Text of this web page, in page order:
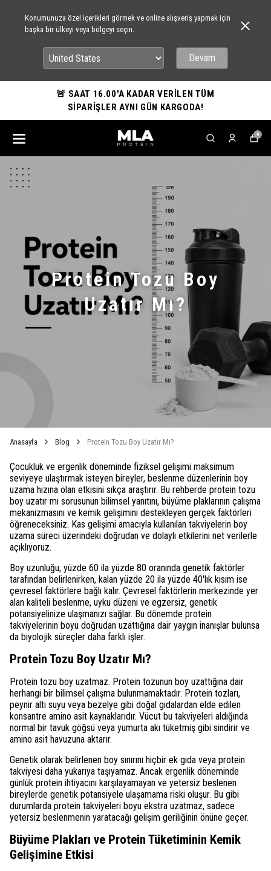
Konumunuza özel içerikleri görmek ve online alışveriş yapmak için
başka bir ülkeyi veya bölgeyi seçin.
Devam
🚨 SAAT 16.00'A KADAR VERİLEN TÜM
SİPARİŞLER AYNI GÜN KARGODA!
0
Protein Tozu Boy
Uzatır Mı?
Anasayfa Blog Protein Tozu Boy Uzatır Mı?
Çocukluk ve ergenlik döneminde fiziksel gelişimi maksimum
seviyeye ulaştırmak isteyen bireyler, beslenme düzenlerinin boy
uzama hızına olan etkisini sıkça araştırır. Bu rehberde protein tozu
boy uzatır mı sorusunun bilimsel yanıtını, büyüme plaklarının çalışma
mekanizmasını ve kemik gelişimini destekleyen gerçek faktörleri
öğreneceksiniz. Kas gelişimi amacıyla kullanılan takviyelerin boy
uzama süreci üzerindeki doğrudan ve dolaylı etkilerini net verilerle
açıklıyoruz.
Boy uzunluğu, yüzde 60 ila yüzde 80 oranında genetik faktörler
tarafından belirlenirken, kalan yüzde 20 ila yüzde 40'lık kısım ise
çevresel faktörlere bağlı kalır. Çevresel faktörlerin merkezinde yer
alan kaliteli beslenme, uyku düzeni ve egzersiz, genetik
potansiyelinize ulaşmanızı sağlar. Bu dönemde protein
takviyelerinin boyu doğrudan uzattığına dair yaygın inanışlar bulunsa
da biyolojik süreçler daha farklı işler.
Protein Tozu Boy Uzatır Mı?
Protein tozu boy uzatmaz. Protein tozunun boy uzattığına dair
herhangi bir bilimsel çalışma bulunmamaktadır. Protein tozları,
peynir altı suyu veya bezelye gibi doğal gıdalardan elde edilen
konsantre amino asit kaynaklarıdır. Vücut bu takviyeleri aldığında
normal bir tavuk göğsü veya yumurta akı tüketmiş gibi sindirir ve
amino asit havuzuna aktarır.
Genetik olarak belirlenen boy sınırını hiçbir ek gıda veya protein
takviyesi daha yukarıya taşıyamaz. Ancak ergenlik döneminde
günlük protein ihtiyacını karşılayamayan ve yetersiz beslenen
bireylerde genetik potansiyele ulaşamama riski oluşur. Bu gibi
durumlarda protein takviyeleri boyu ekstra uzatmaz, sadece
yetersiz beslenmenin yaratacağı gelişim geriliğinin önüne geçer.
Büyüme Plakları ve Protein Tüketiminin Kemik
Gelişimine Etkisi